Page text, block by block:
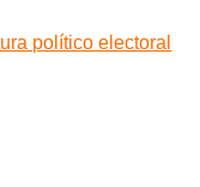
político electoral